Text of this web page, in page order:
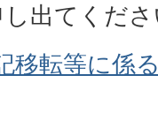
出てくだ
移転等に係